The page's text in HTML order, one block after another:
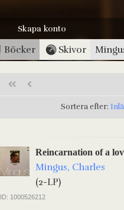
Skapa konto
Böcker Skivor
Sortera efter:
Reincarnation of a
Mingus, Charles
(2-LP)
ID: 1000526212